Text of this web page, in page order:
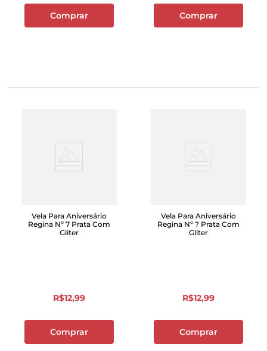
Comprar Comprar
Vela Para Aniversário
Regina Nº 7 Prata Com
Glíter
R$12,99
Comprar
Vela Para Aniversário
Regina Nº ? Prata Com
Glíter
R$12,99
Comprar